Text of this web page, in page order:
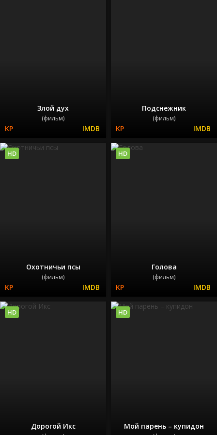
Злой дух
(фильм)
Подснежник
(фильм)
Охотничьи псы
(фильм)
HD
Голова
(фильм)
HD
Дорогой Икс
HD
Мой парень – купидон
HD